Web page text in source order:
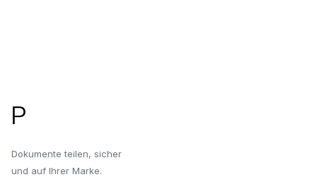
P
Dokumente teilen, sicher
und auf Ihrer Marke.